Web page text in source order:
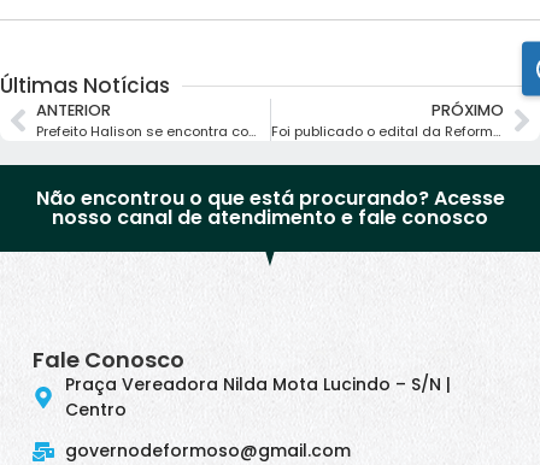
Últimas Notícias
ANTERIOR
Prefeito Halison se encontra com deputado Bruno Peixoto
PRÓXIMO
Foi publicado o edital da Reforma do nosso Ginásio de Esportes
Não encontrou o que está procurando? Acesse
nosso canal de atendimento e fale conosco
Fale Conosco
Praça Vereadora Nilda Mota Lucindo – S/N |
Centro
governodeformoso@gmail.com